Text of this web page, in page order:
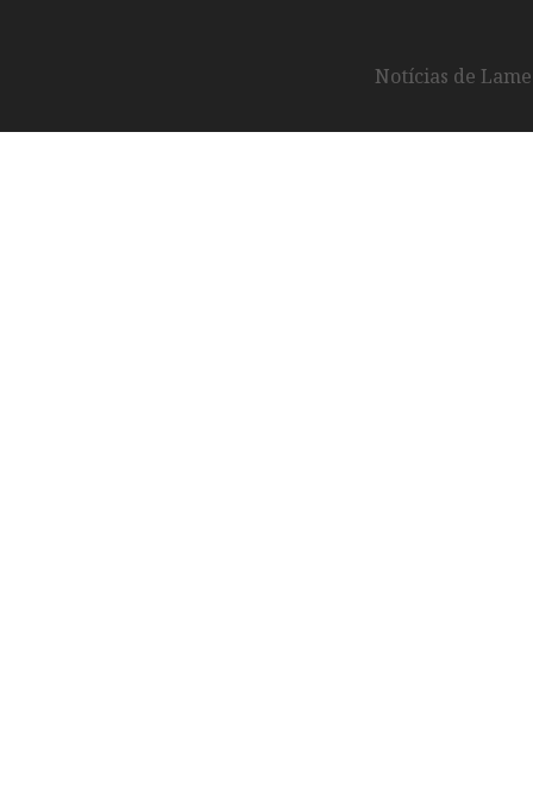
Notícias de